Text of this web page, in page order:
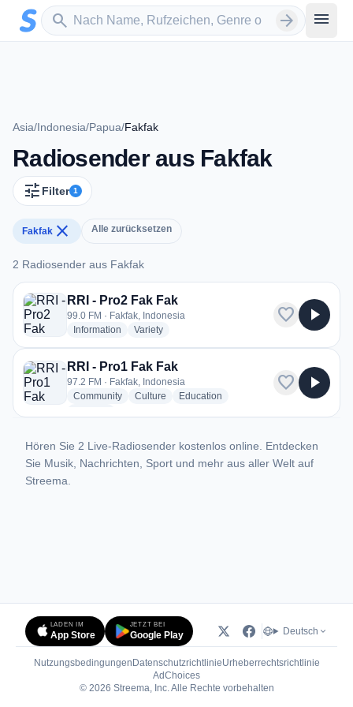
Zum Hauptinhalt springen
search
Sender suchen arrow_forward menu
Asia/Indonesia/Papua/Fakfak
Radiosender aus Fakfak
tune Filter 1
Fakfak close Alle zurücksetzen
2 Radiosender aus Fakfak
2 Radiosender aus Fakfak
RRI - Pro2 Fak Fak
99.0 FM · Fakfak, Indonesia
Information radio stations
Varietyradio stations
favorite play_arrow
RRI - Pro1 Fak Fak
97.2 FM · Fakfak, Indonesia
Communityradio stations
Culture radio stations
Education
favorite play_arrow
Hören Sie 2 Live-Radiosender kostenlos online. Entdecken
Sie Musik, Nachrichten, Sport und mehr aus aller Welt auf
Streema.
LADEN IM
App Store
JETZT BEI
Google Play Deutsch
Nutzungsbedingungen DatenschutzrichtlinieUrheberrechtsrichtlinie
AdChoices(öffnet in neuem Tab)
© 2026 Streema, Inc. Alle Rechte vorbehalten